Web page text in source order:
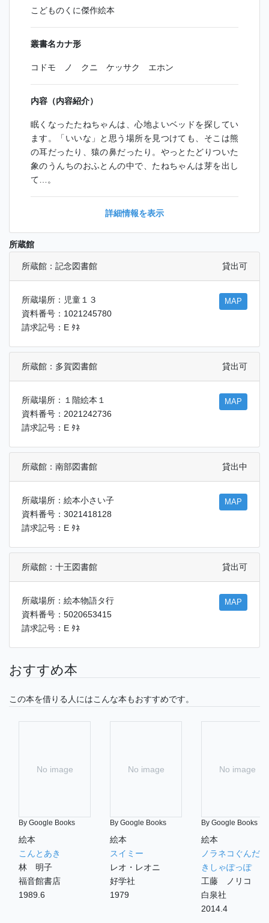
こどものくに傑作絵本
叢書名カナ形
コドモ ノ クニ ケッサク エホン
内容（内容紹介）
眠くなったたねちゃんは、心地よいベッドを探してい
ます。「いいな」と思う場所を見つけても、そこは熊
の耳だったり、猿の鼻だったり。やっとたどりついた
象のうんちのおふとんの中で、たねちゃんは芽を出し
て…。
詳細情報を表示
所蔵館
所蔵館：記念図書館 貸出可
所蔵場所：児童１３
資料番号：1021245780
請求記号：E ﾀﾈ
MAP
所蔵館：多賀図書館 貸出可
所蔵場所：１階絵本１
資料番号：2021242736
請求記号：E ﾀﾈ
MAP
所蔵館：南部図書館 貸出中
所蔵場所：絵本小さい子
資料番号：3021418128
請求記号：E ﾀﾈ
MAP
所蔵館：十王図書館 貸出可
所蔵場所：絵本物語タ行
資料番号：5020653415
請求記号：E ﾀﾈ
MAP
おすすめ本
この本を借りる人にはこんな本もおすすめです。
No image
By Google Books
絵本
こんとあき
林 明子
福音館書店
1989.6
No image
By Google Books
絵本
スイミー
レオ・レオニ
好学社
1979
No image
By Google Books
絵本
ノラネコぐんだん
きしゃぽっぽ
工藤 ノリコ
白泉社
2014.4